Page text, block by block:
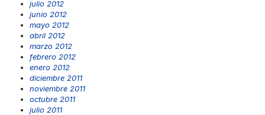
julio 2012
junio 2012
mayo 2012
abril 2012
marzo 2012
febrero 2012
enero 2012
diciembre 2011
noviembre 2011
octubre 2011
julio 2011